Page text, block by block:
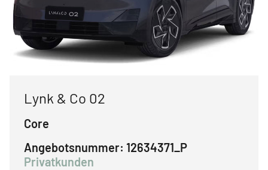
Lynk & Co 02
Core
Angebotsnummer: 12634371_P
Privatkunden